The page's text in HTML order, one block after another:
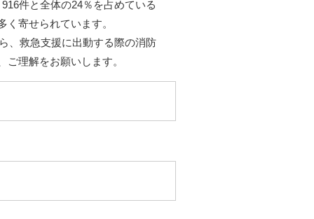
件と全体の24％を占めている
寄せられています。
、救急支援に出動する際の消防
理解をお願いします。